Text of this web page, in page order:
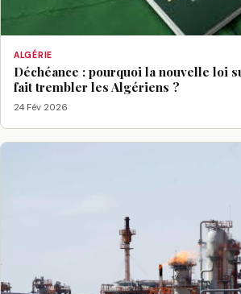
ALGÉRIE
Déchéance : pourquoi la nouvelle loi
fait trembler les Algériens ?
24 Fév 2026